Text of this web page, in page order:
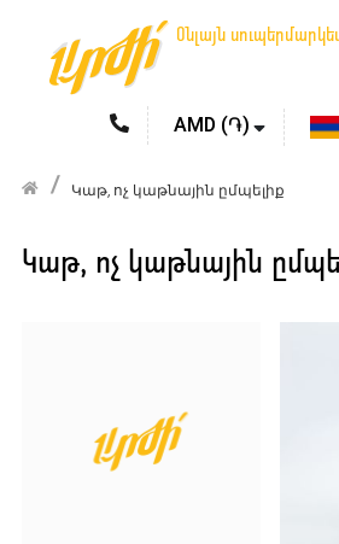
Օնլայն
Կաթ, ոչ կաթնային ըմպելիք
Կաթ, ոչ կաթնային